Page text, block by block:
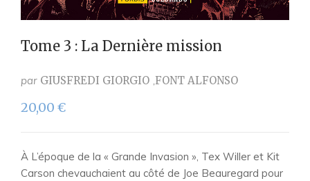
Tome 3 : La Dernière mission
par GIUSFREDI GIORGIO FONT ALFONSO
20,00 €
À L’époque de la « Grande Invasion », Tex Willer et Kit
Carson chevauchaient au côté de Joe Beauregard pour